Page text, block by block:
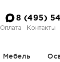
8 (495)
Оплата Контакты
Мебель